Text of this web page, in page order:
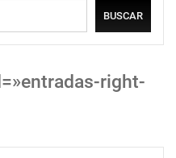
BUSCAR
right-